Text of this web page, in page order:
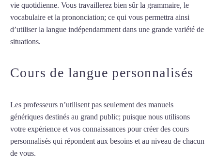
vie quotidienne. Vous travaillerez bien sûr la grammaire, le
vocabulaire et la prononciation; ce qui vous permettra ainsi
d’utiliser la langue indépendamment dans une grande variété de
situations.
Cours de langue personnalisés
Les professeurs n’utilisent pas seulement des manuels
génériques destinés au grand public; puisque nous utilisons
votre expérience et vos connaissances pour créer des cours
personnalisés qui répondent aux besoins et au niveau de chacun
de vous.